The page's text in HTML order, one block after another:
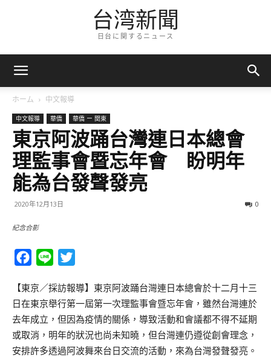
台湾新聞
日台に関するニュース
ホーム 中文報導
中文報導 華僑 華僑 ー 関東
東京阿波踊台灣連日本總會
理監事會暨忘年會 盼明年
能為台發聲發亮
2020年12月13日 0
紀念合影
Facebook
Line
【東京／採訪報導】東京阿波踊台灣連日本總會於十二月十三
日在東京舉行第一屆第一次理監事會暨忘年會，雖然台灣連於
去年成立，但因為疫情的關係，導致活動和會議都不得不延期
或取消，明年的狀況也尚未知曉，但台灣連仍遵從創會理念，
安排許多透過阿波舞來台日交流的活動，來為台灣發聲發亮。